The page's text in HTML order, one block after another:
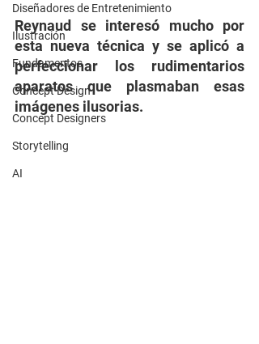
Diseñadores de Entretenimiento
Ilustración
Fundamentos
Concept Design
Concept Designers
Storytelling
AI
Reynaud se interesó mucho por
esta nueva técnica y se aplicó a
perfeccionar los rudimentarios
aparatos que plasmaban esas
imágenes ilusorias.